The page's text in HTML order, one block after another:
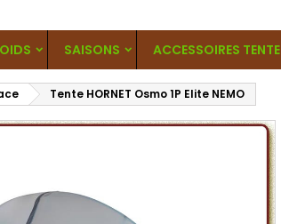
SAISONS ACCESSOIRES TENTE
Tente HORNET Osmo 1P Elite NEMO